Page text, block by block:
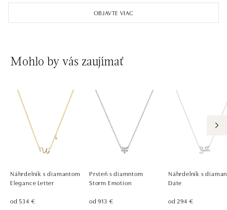
Roztylská 2321/19, 148 00 Praha 4 - Chodov
dnes otvorené do 21:00
OBJAVTE VIAC
Mohlo by vás zaujímať
Náhrdelník s diamantom
Elegance Letter
od 534 €
Prsteň s diamntom
Storm Emotion
od 913 €
Náhrdelník s
Date
od 294 €